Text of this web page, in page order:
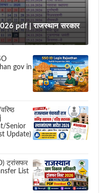
pdf | राजस्थान सरकार
gov in
Senior
Update)
ट्रांसफर
List